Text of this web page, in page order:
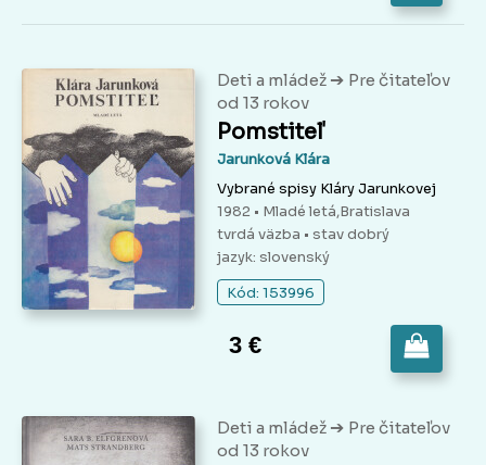
Deti a mládež ➔ Pre čitateľov
od 13 rokov
Pomstiteľ
Jarunková Klára
Vybrané spisy Kláry Jarunkovej
1982 • Mladé letá,Bratislava
tvrdá väzba • stav dobrý
jazyk: slovenský
Kód: 153996
3 €
Deti a mládež ➔ Pre čitateľov
od 13 rokov